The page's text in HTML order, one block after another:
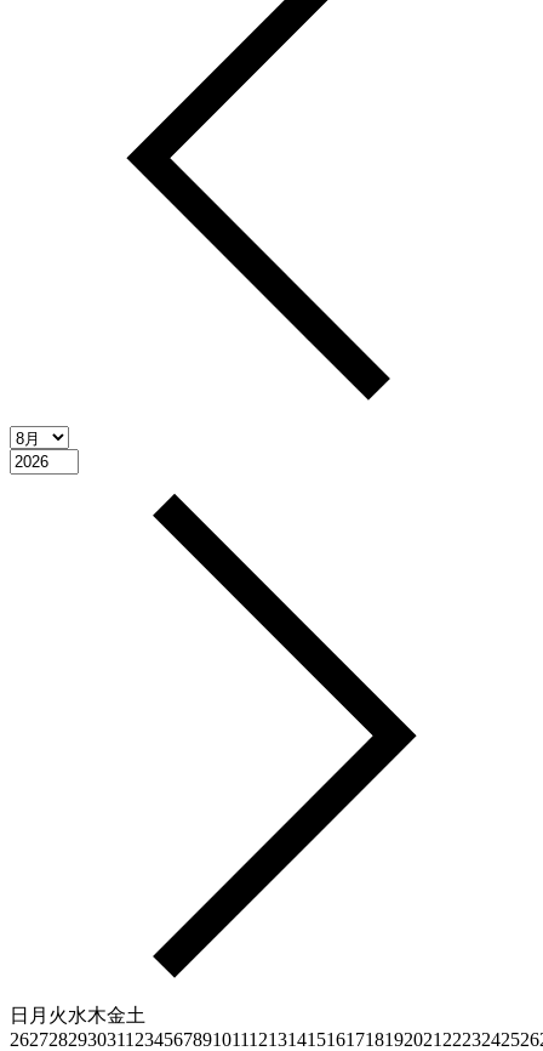
日 月 火水木金土
2627282930311 23456789101112131415161718192021 2223242526